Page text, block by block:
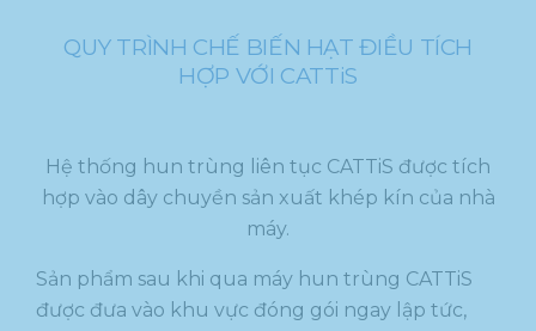
QUY TRÌNH CHẾ BIẾN HẠT ĐIỀU TÍCH
HỢP VỚI CATTiS
Hệ thống hun trùng liên tục CATTiS được tích
hợp vào dây chuyền sản xuất khép kín của nhà
máy.
Sản phẩm sau khi qua máy hun trùng CATTiS
được đưa vào khu vực đóng gói ngay lập tức,